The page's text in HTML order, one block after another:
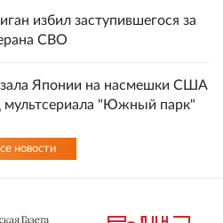
избил заступившегося за
СВО
Японии на насмешки США
мультсериала "Южный парк"
новости